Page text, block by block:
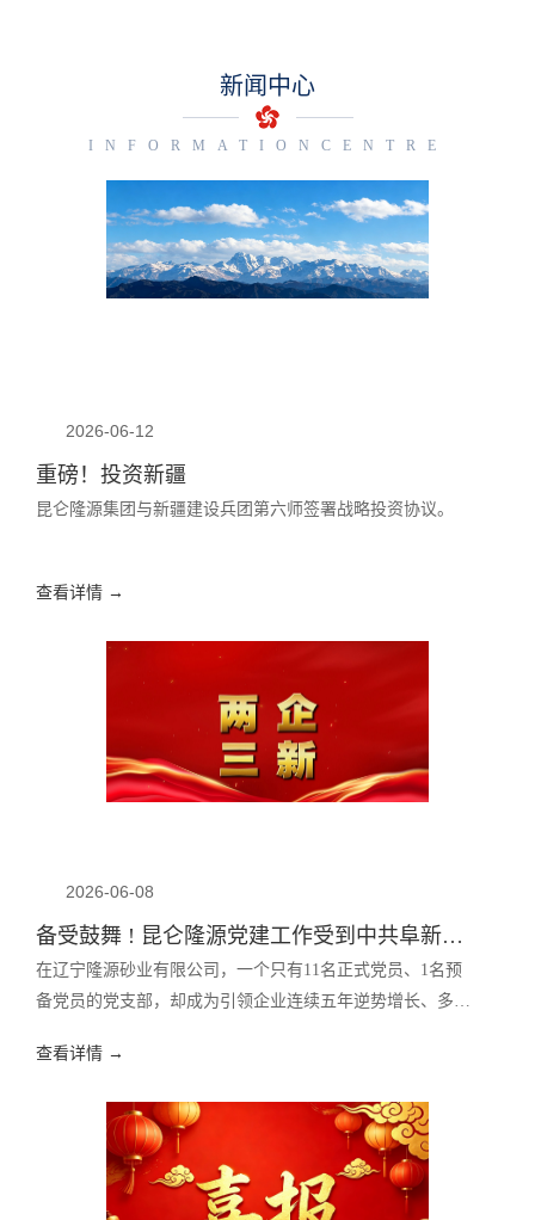
新闻中心
INFORMATIONCENTRE
2026-06-12
重磅！投资新疆
昆仑隆源集团与新疆建设兵团第六师签署战略投资协议。
查看详情 →
2026-06-08
备受鼓舞 ! 昆仑隆源党建工作受到中共阜新市委官方媒体报道
在辽宁隆源砂业有限公司，一个只有11名正式党员、1名预
备党员的党支部，却成为引领企业连续五年逆势增长、多次
明：党建做实了就是生产力，做强了就是竞争力，做细了就
查看详情 →